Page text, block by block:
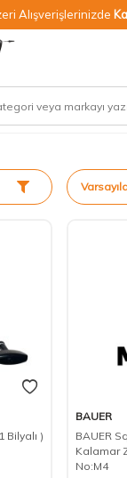
Alışverişlerinizde
Bilyalı )
BAUER
BAUER
Kalamar
No:M4